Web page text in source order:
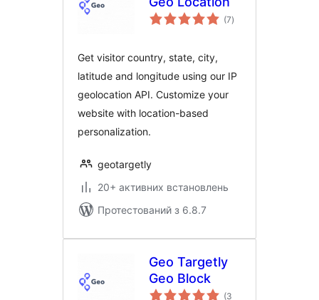
(7загальний
рейтинг
)
Get visitor country, state, city,
latitude and longitude using our IP
geolocation API. Customize your
website with location-based
personalization.
geotargetly
20+ активних встановлень
Протестований з 6.8.7
Geo Targetly
Geo Block
(3